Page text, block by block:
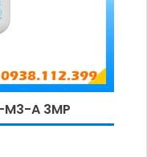
M3-A 3MP